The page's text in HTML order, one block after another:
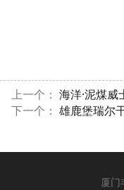
上一个： 海洋·泥煤威
下一个： 雄鹿堡瑞尔
厦门